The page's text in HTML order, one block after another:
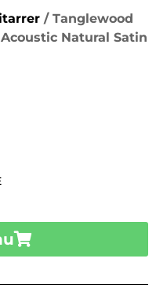
/ Tanglewood
Natural Satin